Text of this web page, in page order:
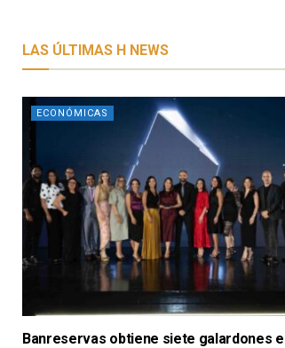
LAS ÚLTIMAS H NEWS
ECONÓMICAS
Banreservas obtiene siete galardones